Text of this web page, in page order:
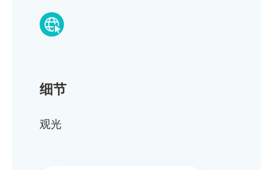
细节
观光